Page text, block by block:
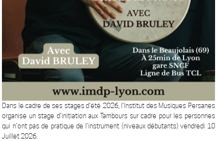
Dans le cadre de ses stages d’été 2026, l’Institut des Musiques Persanes
organise un stage d’initiation aux Tambours sur cadre pour les personnes
qui n’ont pas de pratique de l’instrument (niveaux débutants) vendredi 10
Juillet 2026.